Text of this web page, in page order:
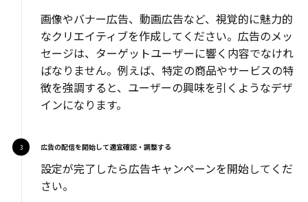
画像やバナー広告、動画広告など、視覚的に魅力的
なクリエイティブを作成してください。広告のメッ
セージは、ターゲットユーザーに響く内容でなけれ
ばなりません。例えば、特定の商品やサービスの特
徴を強調すると、ユーザーの興味を引くようなデザ
インになります。
広告の配信を開始して適宜確認・調整する
設定が完了したら広告キャンペーンを開始してくだ
さい。